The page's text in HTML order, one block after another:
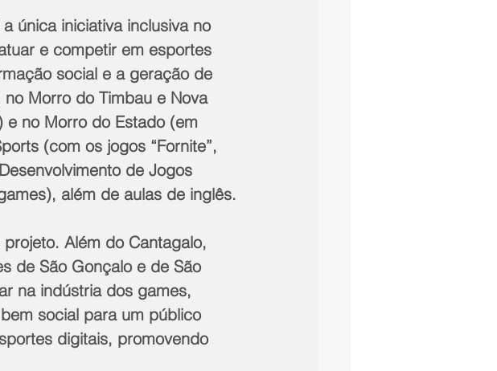
única iniciativa inclusiva no
e competir em esportes
social e a geração de
Morro do Timbau e Nova
e no Morro do Estado (em
(com os jogos “Fornite”,
de Jogos
além de aulas de inglês.
Além do Cantagalo,
de São Gonçalo e de São
na indústria dos games,
social para um público
digitais, promovendo